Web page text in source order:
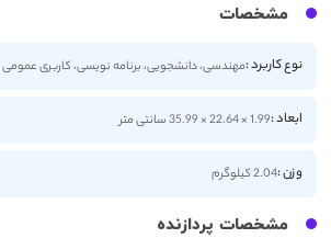
مشخصات
نوع کاربرد :مهندسی، دانشجویی، برنامه نویسی، کاربری عمومی
ابعاد :1.99 × 22.64 × 35.99 سانتی متر
وزن :2.04 کیلوگرم
مشخصات پردازنده